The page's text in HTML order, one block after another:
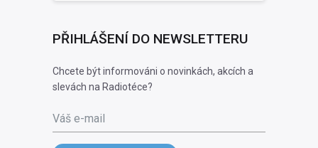
PŘIHLÁŠENÍ DO NEWSLETTERU
Chcete být informováni o novinkách, akcích a
slevách na Radiotéce?
Váš e-mail